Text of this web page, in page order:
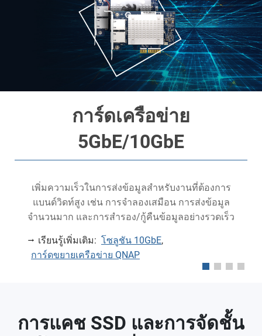
การ์ดเครือข่าย
5GbE/10GbE
เพิ่มความเร็วในการส่งข้อมูลสำหรับงานที่ต้องการ
แบนด์วิดท์สูง เช่น การจำลองเสมือน การส่งข้อมูล
จำนวนมาก และการสำรอง/กู้คืนข้อมูลอย่างรวดเร็ว
เรียนรู้เพิ่มเติม: โซลูชัน 10GbE,
การ์ดขยายเครือข่าย QNAP
การแคช SSD และการจัดชั้น